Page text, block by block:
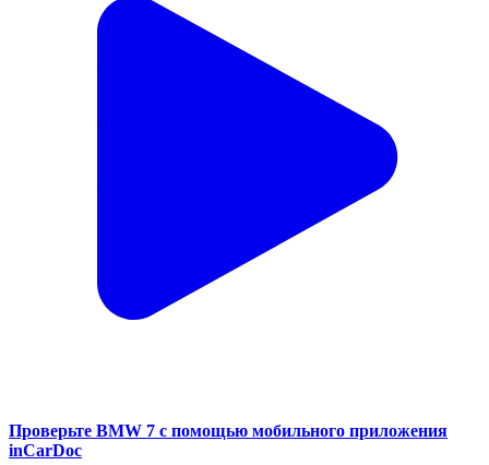
Проверьте BMW 7 с помощью мобильного приложения
inCarDoc